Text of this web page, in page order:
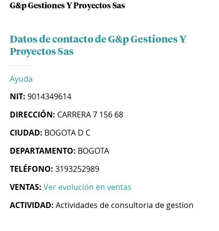
G&p Gestiones Y Proyectos Sas
Datos de contacto de G&p Gestiones Y
Proyectos Sas
Ayuda
NIT: 9014349614
DIRECCIÓN: CARRERA 7 156 68
CIUDAD: BOGOTA D C
DEPARTAMENTO: BOGOTA
TELÉFONO: 3193252989
VENTAS: Ver evolución en ventas
ACTIVIDAD: Actividades de consultoria de gestion